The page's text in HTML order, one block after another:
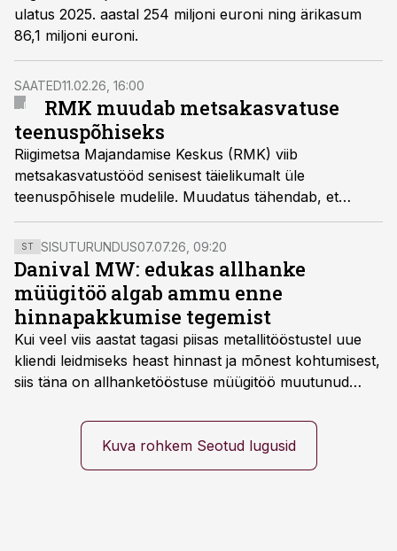
ulatus 2025. aastal 254 miljoni euroni ning ärikasum
86,1 miljoni euroni.
SAATED11.02.26, 16:00
RMK muudab metsakasvatuse
teenuspõhiseks
Riigimetsa Majandamise Keskus (RMK) viib
metsakasvatustööd senisest täielikumalt üle
teenuspõhisele mudelile. Muudatus tähendab, et
noore metsa rajamine ja hooldus ostetakse edaspidi
täielikult sisse erasektorist ning RMK loobub senistest
palgalistest metsakasvatustöölistest.
ST SISUTURUNDUS07.07.26, 09:20
Danival MW: edukas allhanke
müügitöö algab ammu enne
hinnapakkumise tegemist
Kui veel viis aastat tagasi piisas metallitööstustel uue
kliendi leidmiseks heast hinnast ja mõnest kohtumisest,
siis täna on allhanketööstuse müügitöö muutunud
kasvanud, kliendid kaaluvad otsuseid põhjalikumalt
ning partnerit ei valita enam ainult tootmisvõimekuse
või hinnakirja järgi.
Kuva rohkem Seotud lugusid